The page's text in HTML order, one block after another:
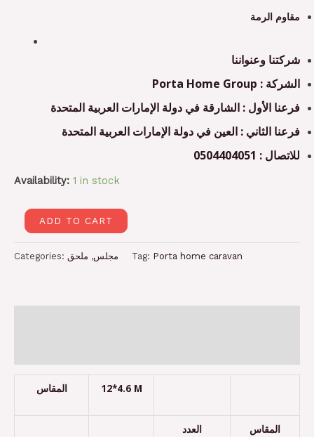
مقاوم الرمة
شركتنا وعنواننا
الشركة : Porta Home Group
فرعنا الأول : الشارقة في دولة الإمارات العربية المتحدة
فرعنا الثاني : العين في دولة الإمارات العربية المتحدة
للاتصال : 0504404051
Availability: 1 in stock
ADD TO CART
Categories: مجلس, ملحق Tag: Porta home caravan
المقاس 12*4.6 M
العدد المقاس